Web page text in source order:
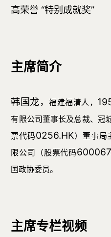
高荣誉 “特别成就奖”
主席简介
韩国龙，福建福清人，
有限公司董事长及总裁、冠
票代码0256.HK）董事局
限公司（股票代码
国政协委员。
主席专栏视频